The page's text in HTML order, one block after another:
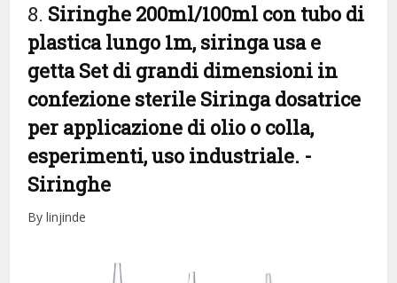
8. Siringhe 200ml/100ml con tubo di
plastica lungo 1m, siringa usa e
getta Set di grandi dimensioni in
confezione sterile Siringa dosatrice
per applicazione di olio o colla,
esperimenti, uso industriale. -
Siringhe
By linjinde